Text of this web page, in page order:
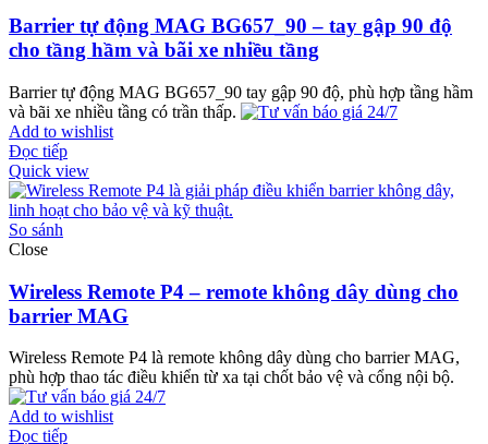
Barrier tự động MAG BG657_90 – tay gập 90 độ
cho tầng hầm và bãi xe nhiều tầng
Barrier tự động MAG BG657_90 tay gập 90 độ, phù hợp tầng hầm
và bãi xe nhiều tầng có trần thấp.
Add to wishlist
Đọc tiếp
Quick view
So sánh
Close
Wireless Remote P4 – remote không dây dùng cho
barrier MAG
Wireless Remote P4 là remote không dây dùng cho barrier MAG,
phù hợp thao tác điều khiển từ xa tại chốt bảo vệ và cổng nội bộ.
Add to wishlist
Đọc tiếp